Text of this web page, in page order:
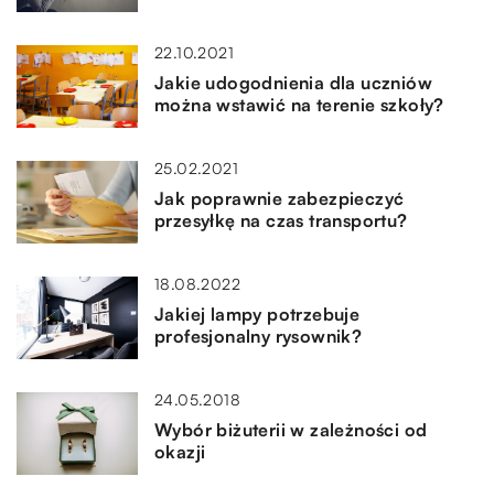
22.10.2021
Jakie udogodnienia dla uczniów
można wstawić na terenie szkoły?
25.02.2021
Jak poprawnie zabezpieczyć
przesyłkę na czas transportu?
18.08.2022
Jakiej lampy potrzebuje
profesjonalny rysownik?
24.05.2018
Wybór biżuterii w zależności od
okazji